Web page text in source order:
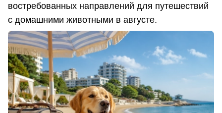
востребованных направлений для путешествий
с домашними животными в августе.